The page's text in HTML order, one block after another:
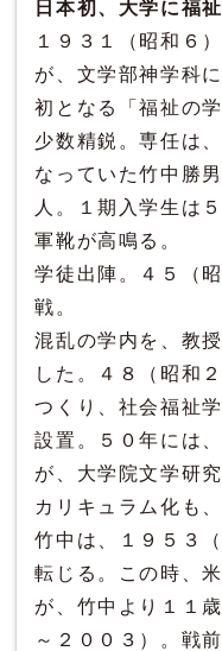
日本初、大学に福
１９３１（昭和６
が、文学部神学科
初となる「福祉の
少数精鋭。専任は
なっていた竹中勝
人。１期入学生は５
軍靴が高鳴る。
学徒出陣。４５（
戦。
混乱の学内を、教
した。４８（昭和
つくり、社会福祉
設置。５０年には
が、大学院文学研
カリキュラム化も
竹中は、１９５３
転じる。この時、
が、竹中より１１
～２００３）。戦